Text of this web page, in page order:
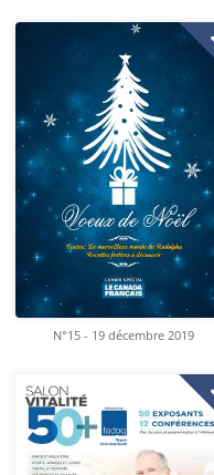
N°15 - 19 décembre 2019